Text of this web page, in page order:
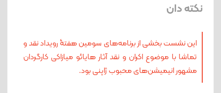
نکته دان
این نشست بخشی از برنامه‌های سومین هفتۀ رویداد نقد و
تماشا با موضوع اکران و نقد آثار هایائو میازاکی کارگردان
مشهور انیمیشن‌های محبوب ژاپنی بود.